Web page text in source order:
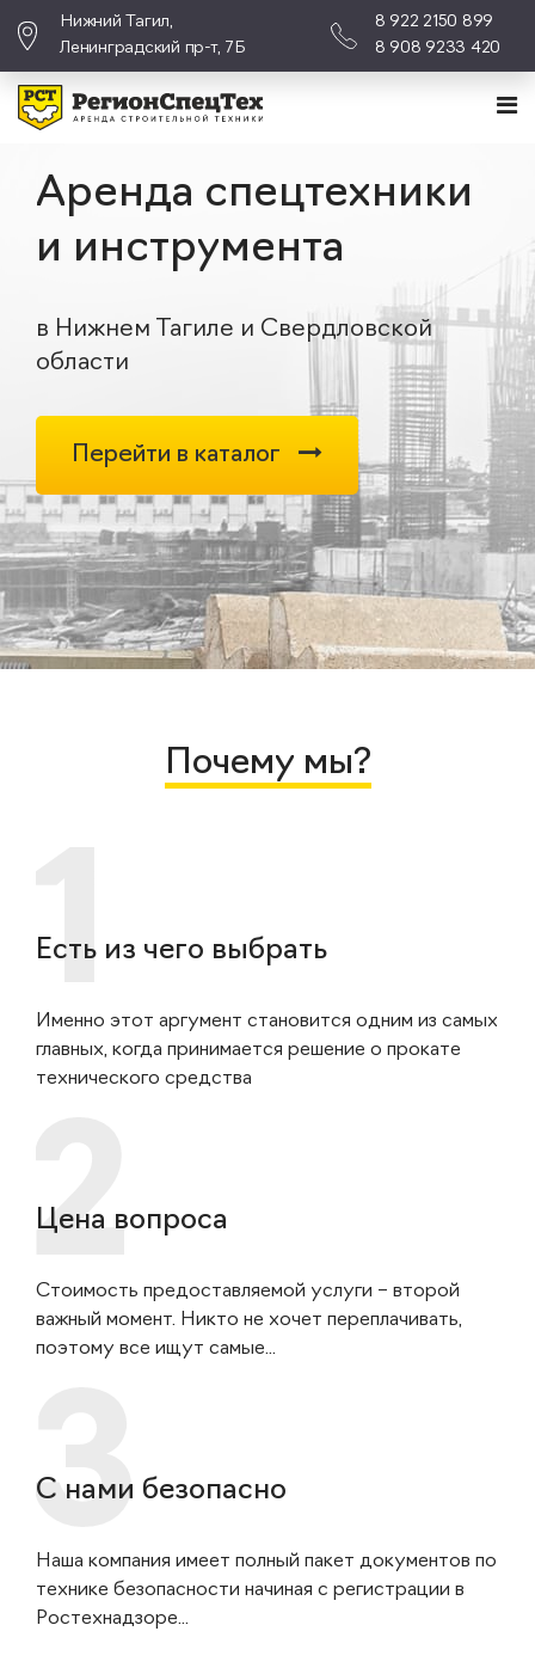
Нижний Тагил,
Ленинградский пр-т, 7Б
8 922 2150 899
8 908 9233 420
Аренда спецтехники
и инструмента
в Нижнем Тагиле и Свердловской
области
Перейти в каталог
Почему мы?
Есть из чего выбрать
Именно этот аргумент становится одним из самых
главных, когда принимается решение о прокате
технического средства
Цена вопроса
Стоимость предоставляемой услуги – второй
важный момент. Никто не хочет переплачивать,
поэтому все ищут самые...
С нами безопасно
Наша компания имеет полный пакет документов по
технике безопасности начиная с регистрации в
Ростехнадзоре...